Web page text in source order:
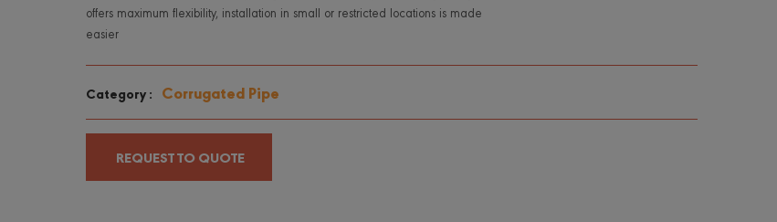
offers maximum flexibility, installation in small or restricted locations is made
easier
Category : Corrugated Pipe
REQUEST TO QUOTE